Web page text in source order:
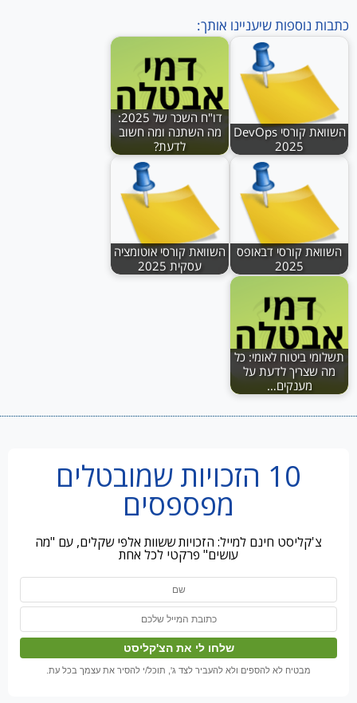
כתבות נוספות שיעניינו אותך:
השוואת קורסי DevOps
2025
דו"ח השכר של 2025:
מה השתנה ומה חשוב
לדעת?
השוואת קורסי דבאופס
2025
השוואת קורסי אוטומציה
עסקית 2025
תשלומי ביטוח לאומי: כל
מה שצריך לדעת על
מענקים…
10 הזכויות שמובטלים
מפספסים
צ'קליסט חינם למייל: הזכויות ששוות אלפי שקלים, עם "מה
עושים" פרקטי לכל אחת
מבטיח לא להספים ולא להעביר לצד ג', תוכל/י להסיר את עצמך בכל עת.